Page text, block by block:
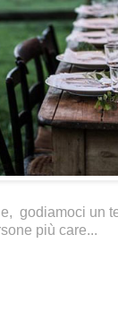
godiamoci un
più care...